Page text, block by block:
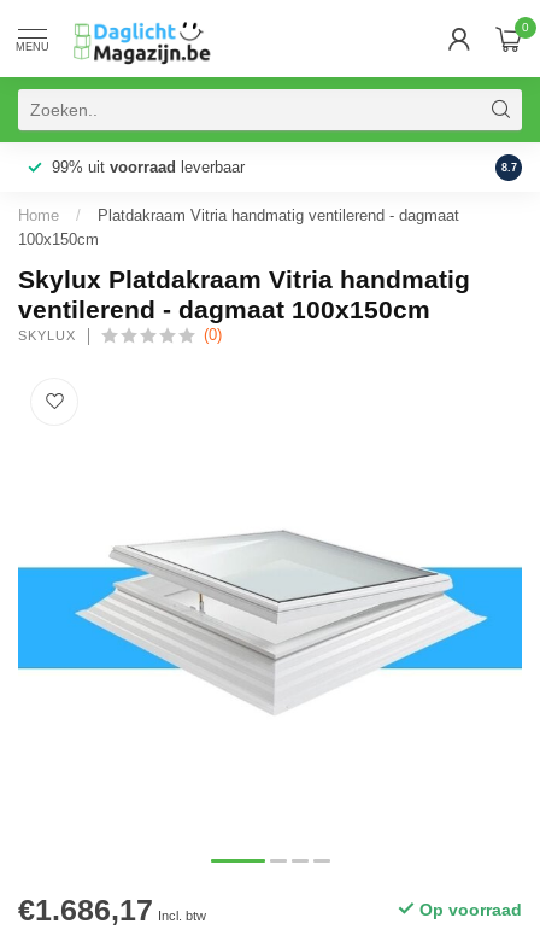
MENU
0
99% uit voorraad leverbaar 8.7
Home /
Platdakraam Vitria handmatig ventilerend - dagmaat
100x150cm
Skylux Platdakraam Vitria handmatig
ventilerend - dagmaat 100x150cm
SKYLUX (0)
€1.686,17 Incl. btw Op voorraad